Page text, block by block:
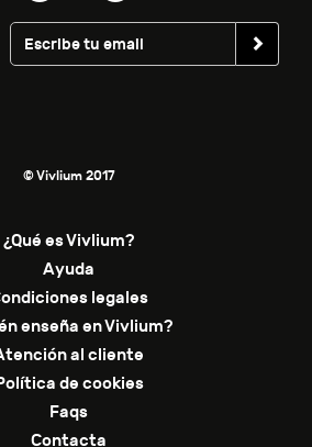
© Vivlium 2017
¿Qué es Vivlium?
Ayuda
legales
enseña en Vivlium?
al cliente
de cookies
Faqs
Contacta